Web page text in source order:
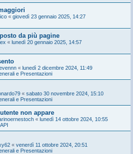
« giovedì 23 gennaio 2025, 14:27
da più pagine
« lunedì 20 gennaio 2025, 14:57
« lunedì 2 dicembre 2024, 11:49
e Presentazioni
« sabato 30 novembre 2024, 15:10
e Presentazioni
non appare
« lunedì 14 ottobre 2024, 10:55
« venerdì 11 ottobre 2024, 20:51
e Presentazioni